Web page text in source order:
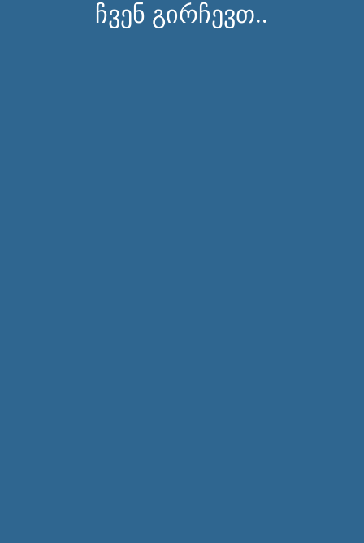
ჩვენ გირჩევთ..